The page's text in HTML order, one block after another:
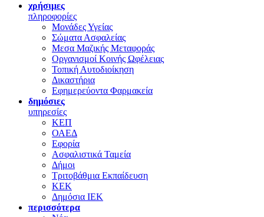
χρήσιμες
πληροφορίες
Μονάδες Υγείας
Σώματα Ασφαλείας
Μεσα Μαζικής Μεταφοράς
Οργανισμοί Κοινής Ωφέλειας
Τοπική Αυτοδιοίκηση
Δικαστήρια
Εφημερεύοντα Φαρμακεία
δημόσιες
υπηρεσίες
ΚΕΠ
ΟΑΕΔ
Εφορία
Ασφαλιστικά Ταμεία
Δήμοι
Τριτοβάθμια Εκπαίδευση
ΚΕΚ
Δημόσια ΙΕΚ
περισσότερα